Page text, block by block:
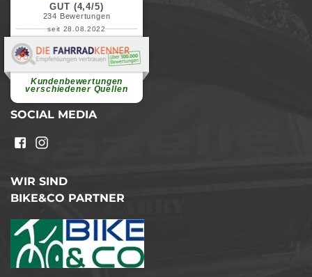
GUT (4,4/5)
234 Bewertungen
seit 28.08.2022
Kundenbewertungen
verschiedener Quellen
Elvira B.
Superschnelle und freundliche
weiterlesen
SOCIAL MEDIA
WIR SIND
BIKE&CO PARTNER